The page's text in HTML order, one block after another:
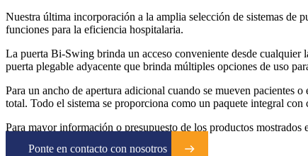
Nuestra última incorporación a la amplia selección de sistemas
funciones para la eficiencia hospitalaria.
La puerta Bi-Swing brinda un acceso conveniente desde cualquier
puerta plegable adyacente que brinda múltiples opciones de uso
Para un ancho de apertura adicional cuando se mueven pacientes
total. Todo el sistema se proporciona como un paquete integral con
Para mayor información o presupuesto de los productos
Ponte en contacto con nosotros